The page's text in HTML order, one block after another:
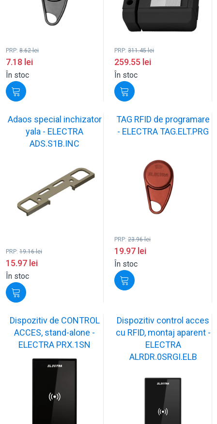
PRP: 8.62lei
7.18 lei
În stoc
PRP: 311.45lei
259.55 lei
În stoc
Adaos special inchizator
yala - ELECTRA
ADS.S1B.INC
PRP: 19.16lei
15.97 lei
În stoc
TAG RFID de programare
- ELECTRA TAG.ELT.PRG
PRP: 23.96lei
19.97 lei
În stoc
Dispozitiv de CONTROL
ACCES, stand-alone -
ELECTRA PRX.1SN
Dispozitiv control acces
cu RFID, montaj aparent -
ELECTRA
ALRDR.0SRGI.ELB